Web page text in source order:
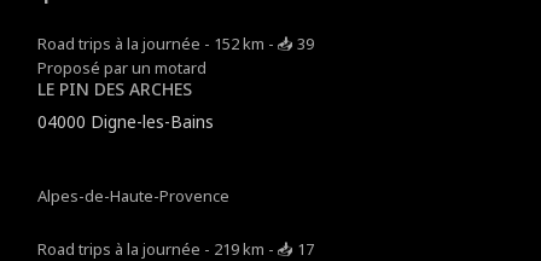
Road trips à la journée - 152 km - 📥 39
Proposé par un motard
LE PIN DES ARCHES
04000 Digne-les-Bains
Alpes-de-Haute-Provence
Road trips à la journée - 219 km - 📥 17